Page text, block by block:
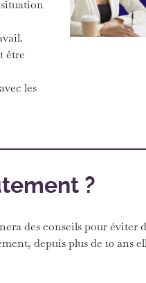
être
les
?
des conseils pour éviter
depuis plus de 10 ans